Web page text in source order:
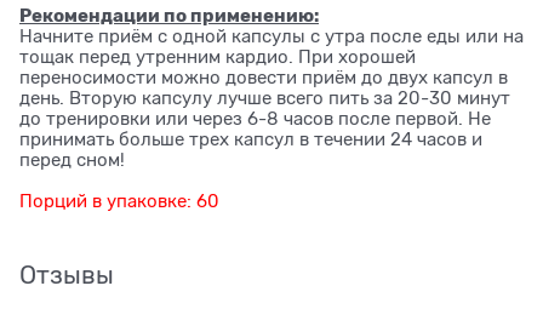
Рекомендации по применению:
Начните приём с одной капсулы с утра после еды или на
тощак перед утренним кардио. При хорошей
переносимости можно довести приём до двух капсул в
день. Вторую капсулу лучше всего пить за 20-30 минут
до тренировки или через 6-8 часов после первой. Не
принимать больше трех капсул в течении 24 часов и
перед сном!
Порций в упаковке: 60
Отзывы